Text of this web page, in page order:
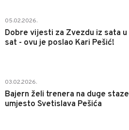
05.02.2026.
Dobre vijesti za Zvezdu iz sata u
sat - ovu je poslao Kari Pešić!
03.02.2026.
Bajern želi trenera na duge staze
umjesto Svetislava Pešića